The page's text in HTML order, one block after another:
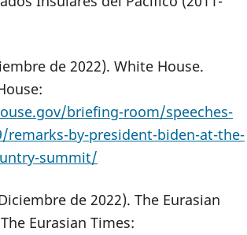
de 2022). White House.
briefing-room/speeches-
remarks-by-president-biden-at-the-
summit/
de 2022). The Eurasian
Eurasian Times: